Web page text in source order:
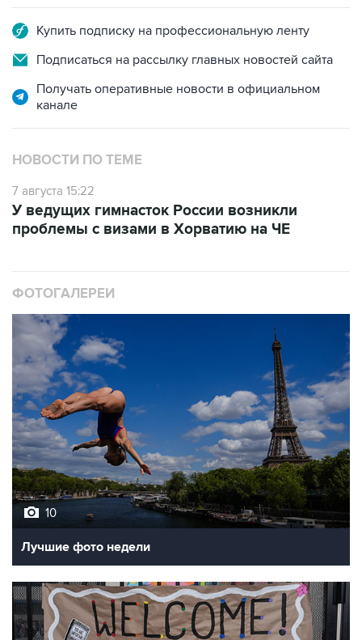
Купить подписку на профессиональную ленту
Подписаться на рассылку главных новостей сайта
Получать оперативные новости в официальном
канале
НОВОСТИ ПО ТЕМЕ
7 августа 15:22
У ведущих гимнасток России возникли
проблемы с визами в Хорватию на ЧЕ
ФОТОГАЛЕРЕИ
10
Лучшие фото недели